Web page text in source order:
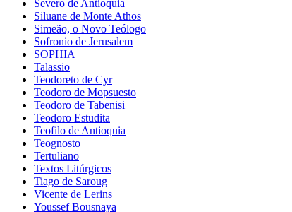
Severo de Antioquia
Siluane de Monte Athos
Simeão, o Novo Teólogo
Sofronio de Jerusalem
SOPHIA
Talassio
Teodoreto de Cyr
Teodoro de Mopsuesto
Teodoro de Tabenisi
Teodoro Estudita
Teofilo de Antioquia
Teognosto
Tertuliano
Textos Litúrgicos
Tiago de Saroug
Vicente de Lerins
Youssef Bousnaya